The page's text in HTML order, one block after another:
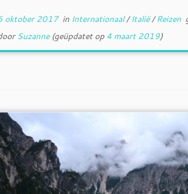
oktober 2017in Internationaal/Italië/Reizen
Suzanne(geüpdatet op 4 maart 2019)